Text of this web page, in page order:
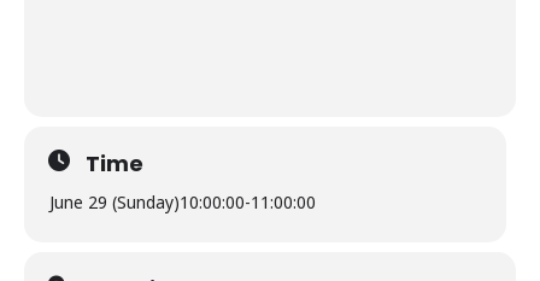
Time
June 29 (Sunday)10:00:00-11:00:00